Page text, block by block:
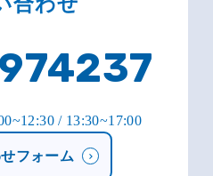
/ 13:30~17:00
フォーム